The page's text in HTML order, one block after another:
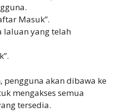
Masuk”.
laluan yang telah
pengguna akan dibawa ke
mengakses semua
tersedia.